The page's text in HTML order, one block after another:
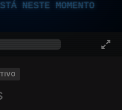
NESTE MOMENTO